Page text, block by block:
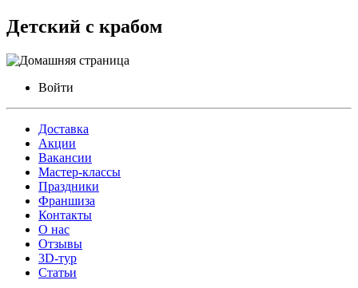
Детский с крабом
Войти
Доставка
Акции
Вакансии
Мастер-классы
Праздники
Франшиза
Контакты
О нас
Отзывы
3D-тур
Статьи